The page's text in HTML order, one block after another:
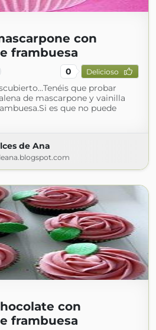
con
frambuesa
0 Delicioso
que probar
de mascarpone y vainilla
es que no puede
de Ana
con
frambuesa